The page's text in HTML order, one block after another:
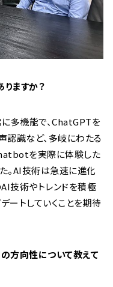
りますか？
多機能で、ChatGPTを
認識など、多岐にわたる
を実際に体験した
。AI技術は急速に進化
技術やトレンドを積極
ートしていくことを期待
の方向性について教えて